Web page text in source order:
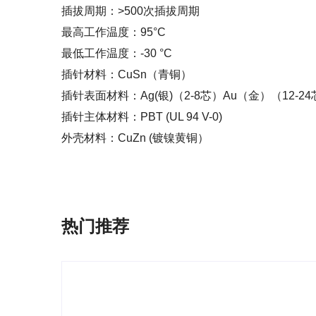
插拔周期：>500次插拔周期
最高工作温度：95°C
最低工作温度：-30 °C
插针材料：CuSn（青铜）
插针表面材料：Ag(银)（2-8芯）Au（金）（12-24
插针主体材料：PBT (UL 94 V-0)
外壳材料：CuZn (镀镍黄铜）
热门推荐